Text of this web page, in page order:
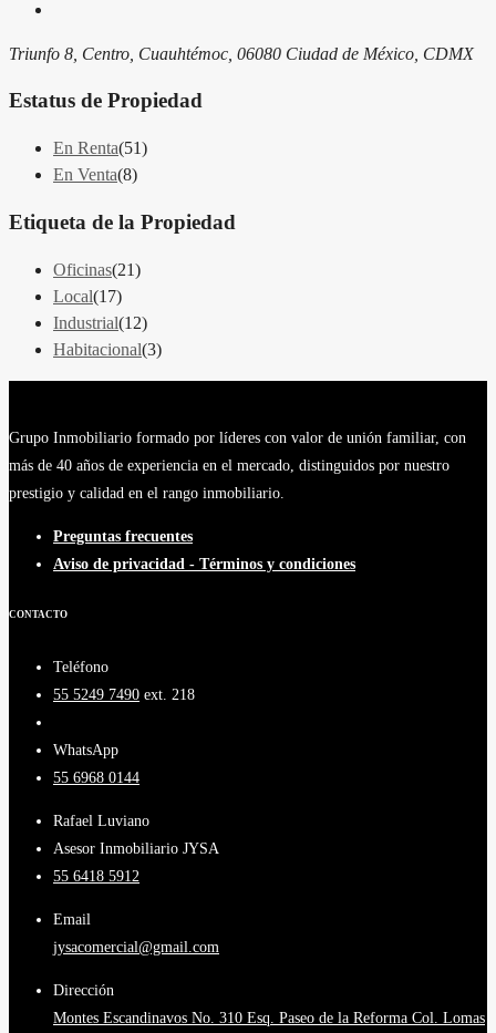
Triunfo 8, Centro, Cuauhtémoc, 06080 Ciudad de México, CDMX
Estatus de Propiedad
En Renta(51)
En Venta(8)
Etiqueta de la Propiedad
Oficinas(21)
Local(17)
Industrial(12)
Habitacional(3)
Grupo Inmobiliario formado por líderes con valor de unión familiar, con
más de 40 años de experiencia en el mercado, distinguidos por nuestro
prestigio y calidad en el rango inmobiliario.
Preguntas frecuentes
Aviso de privacidad - Términos y condiciones
CONTACTO
Teléfono
55 5249 7490 ext. 218
WhatsApp
55 6968 0144
Rafael Luviano
Asesor Inmobiliario JYSA
55 6418 5912
Email
jysacomercial@gmail.com
Dirección
Montes Escandinavos No. 310 Esq. Paseo de la Reforma Col. Lomas